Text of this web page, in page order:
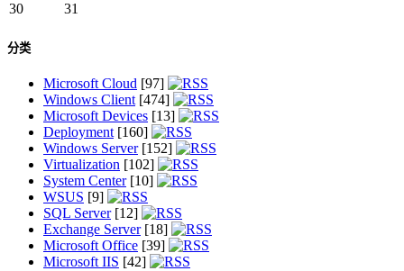
30
31
分类
Microsoft Cloud [97]
Windows Client[474]
Microsoft Devices [13]
Deployment[160]
Windows Server[152]
Virtualization [102]
System Center[10]
WSUS [9]
SQL Server[12]
Exchange Server[18]
Microsoft Office [39]
Microsoft IIS [42]